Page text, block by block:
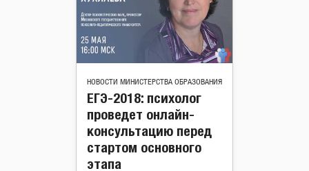
НОВОСТИ МИНИСТЕРСТВА ОБРАЗОВАНИЯ
ЕГЭ-2018: психолог
проведет онлайн-
консультацию перед
стартом основного
этапа